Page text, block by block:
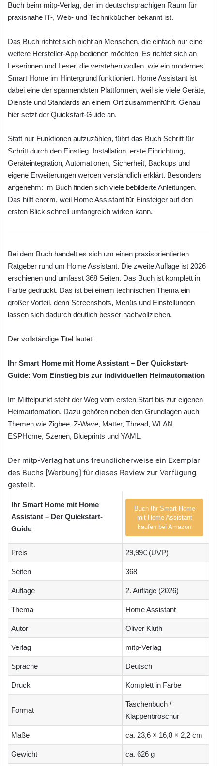
Buch beim mitp-Verlag, der im deutschsprachigen Raum für
praxisnahe IT-, Web- und Technikbücher bekannt ist.
Das Buch richtet sich nicht an Menschen, die einfach nur eine
weitere Hersteller-App bedienen möchten. Es richtet sich an
Leserinnen und Leser, die verstehen wollen, wie ein modernes
Smart Home im Hintergrund funktioniert. Home Assistant ist
dabei eine der spannendsten Plattformen, weil sie viele Geräte,
Dienste und Standards an einem Ort zusammenführt. Genau
hier setzt der Quickstart-Guide an.
Statt nur Funktionen aufzuzählen, führt das Buch Schritt für
Schritt durch den Einstieg. Installation, erste Einrichtung,
Geräteintegration, Automationen, Sicherheit, Backups und
eigene Erweiterungen werden verständlich erklärt. Besonders
angenehm: Im Buch finden sich viele bebilderte Anleitungen.
Das hilft enorm, weil Home Assistant für Einsteiger auf den
ersten Blick schnell umfangreich wirken kann.
Bei dem Buch handelt es sich um einen praxisorientierten
Ratgeber rund um Home Assistant. Die zweite Auflage ist 2026
erschienen und umfasst 368 Seiten. Das Buch ist komplett in
Farbe gedruckt. Das ist bei einem technischen Thema ein
großer Vorteil, denn Screenshots, Menüs und Einstellungen
lassen sich dadurch deutlich besser nachvollziehen.
Der vollständige Titel lautet:
Ihr Smart Home mit Home Assistant – Der Quickstart-
Guide: Vom Einstieg bis zur individuellen Heimautomation
Im Mittelpunkt steht der Weg vom ersten Start bis zur eigenen
Heimautomation. Dazu gehören neben den Grundlagen auch
Themen wie Zigbee, Z-Wave, Matter, Thread, WLAN,
ESPHome, Szenen, Blueprints und YAML.
Der mitp-Verlag hat uns freundlicherweise ein Exemplar
des Buchs [Werbung] für dieses Review zur Verfügung
gestellt.
Ihr Smart Home mit Home
Assistant – Der Quickstart-
Guide
Buch Ihr Smart Home
mit Home Assistant
kaufen bei Amazon
Preis 29,99€ (UVP)
Seiten 368
Auflage 2. Auflage (2026)
Thema Home Assistant
Autor Oliver Kluth
Verlag mitp-Verlag
Sprache Deutsch
Druck Komplett in Farbe
Format
Taschenbuch /
Klappenbroschur
Maße ca. 23,6 × 16,8 × 2,2 cm
Gewicht ca. 626 g